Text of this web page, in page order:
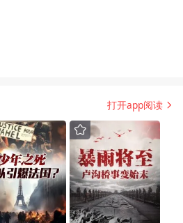
打开app阅读